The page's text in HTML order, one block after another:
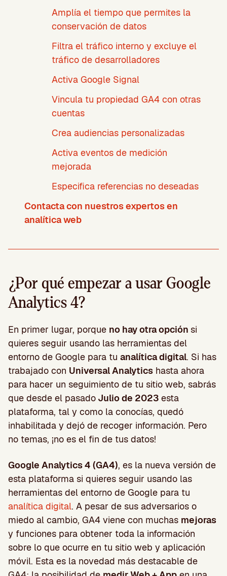
Amplía el tiempo que permites la
conservación de datos
Filtra el tráfico interno y excluye el
tráfico de desarrolladores
Activa Google Signal
Vincula tu propiedad GA4 con otras
cuentas
Crea audiencias personalizadas
Activa eventos de medición
mejorada
Especifica referencias no deseadas
Contacta con nuestros expertos en
analítica web
¿Por qué empezar a usar Google
Analytics 4?
En primer lugar, porque no hay otra opción si
quieres seguir usando las herramientas del
entorno de Google para tu analítica digital. Si has
trabajado con Universal Analytics hasta ahora
para hacer un seguimiento de tu sitio web, sabrás
que desde el pasado Julio de 2023 esta
plataforma, tal y como la conocías, quedó
inhabilitada y dejó de recoger información. Pero
no temas, ¡no es el fin de tus datos!
Google Analytics 4 (GA4), es la nueva versión de
esta plataforma si quieres seguir usando las
herramientas del entorno de Google para tu
analítica digital. A pesar de sus adversarios o
miedo al cambio, GA4 viene con muchas mejoras
y funciones para obtener toda la información
sobre lo que ocurre en tu sitio web y aplicación
móvil. Esta es la novedad más destacable de